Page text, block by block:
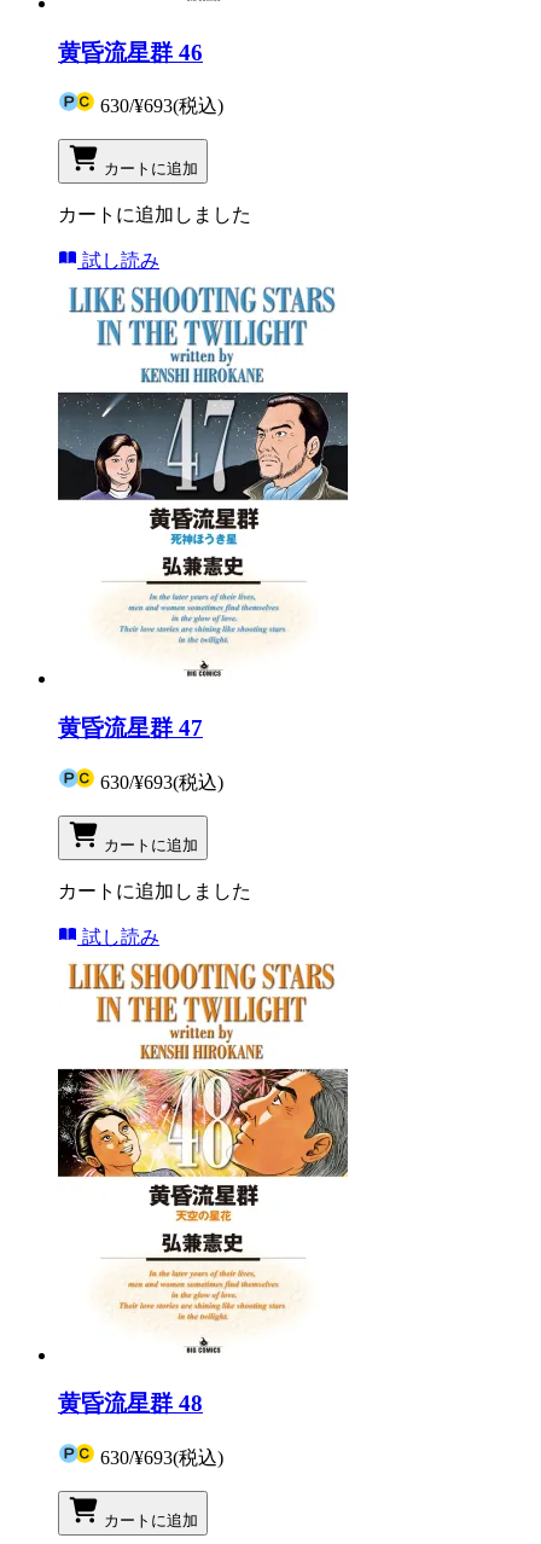
黄昏流星群 46
630/¥693(税込)
カートに追加
カートに追加しました
試し読み
黄昏流星群 47
630/¥693(税込)
カートに追加
カートに追加しました
試し読み
黄昏流星群 48
630/¥693(税込)
カートに追加